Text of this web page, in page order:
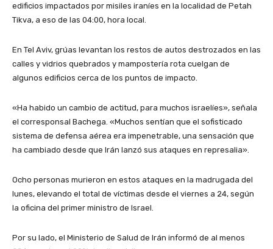
edificios impactados por misiles iraníes en la localidad de Petah
Tikva, a eso de las 04:00, hora local.
En Tel Aviv, grúas levantan los restos de autos destrozados en las
calles y vidrios quebrados y mampostería rota cuelgan de
algunos edificios cerca de los puntos de impacto.
«Ha habido un cambio de actitud, para muchos israelíes», señala
el corresponsal Bachega. «Muchos sentían que el sofisticado
sistema de defensa aérea era impenetrable, una sensación que
ha cambiado desde que Irán lanzó sus ataques en represalia».
Ocho personas murieron en estos ataques en la madrugada del
lunes, elevando el total de víctimas desde el viernes a 24, según
la oficina del primer ministro de Israel.
Por su lado, el Ministerio de Salud de Irán informó de al menos